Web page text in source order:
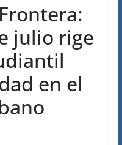
julio rige
en el